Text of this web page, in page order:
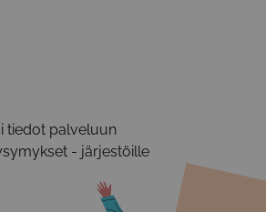
tiedot palveluun
- järjestöille